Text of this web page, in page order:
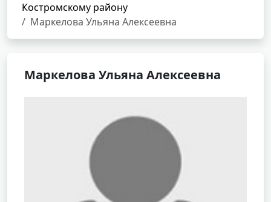
Костромскому району
Маркелова Ульяна Алексеевна
Маркелова Ульяна Алексеевна